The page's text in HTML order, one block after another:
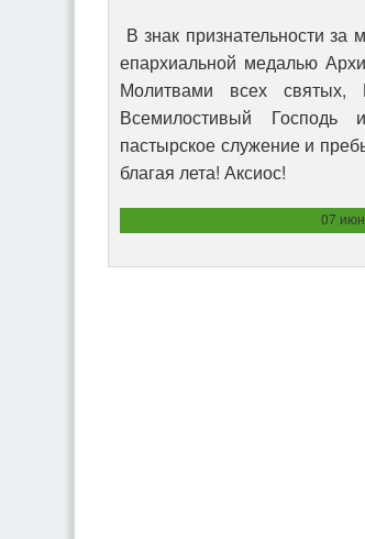
В знак признательности за
епархиальной медалью
Молитвами всех святых,
Всемилостивый
пастырское служение и
благая лета! Аксиос!
07